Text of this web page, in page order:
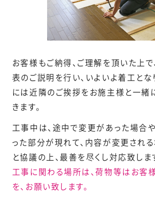
お客様もご納得、ご理解を頂いた上で
表のご説明を行い、いよいよ着工とな
には近隣のご挨拶をお施主様と一緒
きます。
工事中は、途中で変更があった場合
った部分が現れて、内容が変更され
と協議の上、最善を尽くし対応致しま
工事に関わる場所は、荷物等はお客
を、お願い致します。